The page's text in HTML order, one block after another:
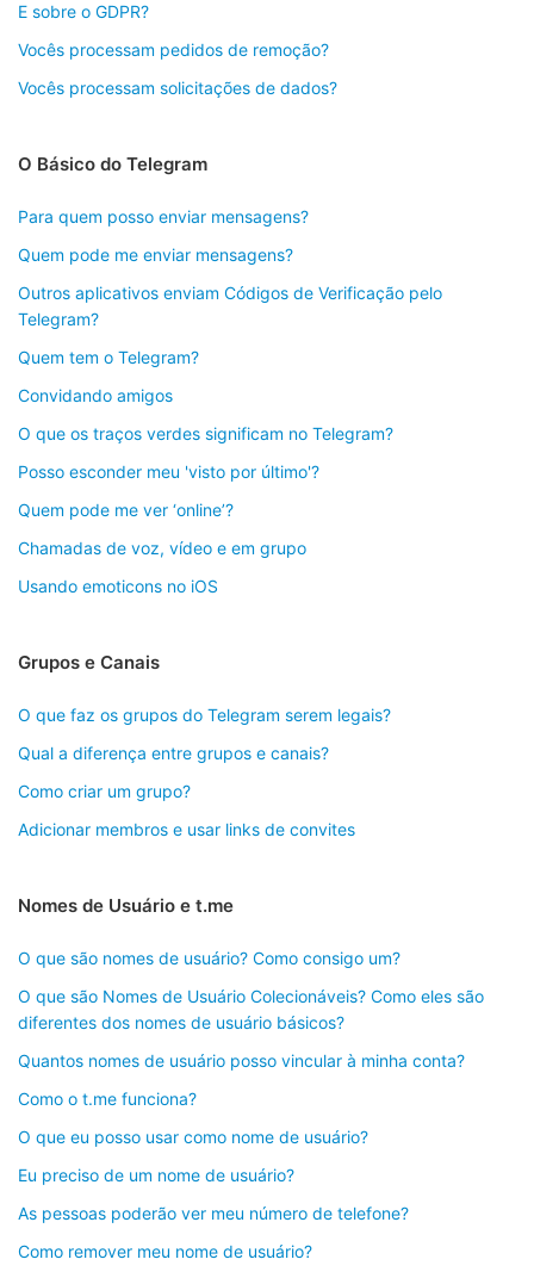
E sobre o GDPR?
Vocês processam pedidos de remoção?
Vocês processam solicitações de dados?
O Básico do Telegram
Para quem posso enviar mensagens?
Quem pode me enviar mensagens?
Outros aplicativos enviam Códigos de Verificação pelo
Telegram?
Quem tem o Telegram?
Convidando amigos
O que os traços verdes significam no Telegram?
Posso esconder meu 'visto por último'?
Quem pode me ver ‘online’?
Chamadas de voz, vídeo e em grupo
Usando emoticons no iOS
Grupos e Canais
O que faz os grupos do Telegram serem legais?
Qual a diferença entre grupos e canais?
Como criar um grupo?
Adicionar membros e usar links de convites
Nomes de Usuário e t.me
O que são nomes de usuário? Como consigo um?
O que são Nomes de Usuário Colecionáveis? Como eles são
diferentes dos nomes de usuário básicos?
Quantos nomes de usuário posso vincular à minha conta?
Como o t.me funciona?
O que eu posso usar como nome de usuário?
Eu preciso de um nome de usuário?
As pessoas poderão ver meu número de telefone?
Como remover meu nome de usuário?